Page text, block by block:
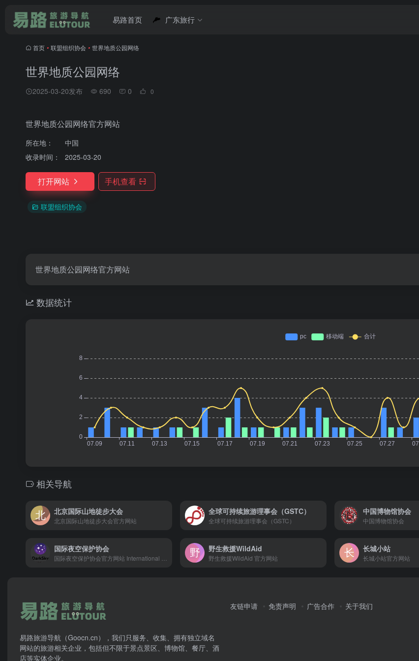
易路首页 广东旅行
首页 • 联盟组织协会 • 世界地质公园网络
世界地质公园网络
2025-03-20发布 690 0 0
世界地质公园网络官方网站
所在地：
中国
收录时间：
2025-03-20
打开网站 手机查看
联盟组织协会
世界地质公园网络官方网站
数据统计
相关导航
北京国际山地徒步大会
北京国际山地徒步大会官方网站
全球可持续旅游理事会（GSTC）
全球可持续旅游理事会（GSTC）
中国博物馆协会
中国博物馆协会
国际夜空保护协会 野生救援WildAid
野生救援WildAid 官方网站
长城小站
长城小站官方网站
易路旅游导航（Goocn.cn），我们只服务、收集、拥有独立域名
网站的旅游相关企业，包括但不限于景点景区、博物馆、餐厅、酒
店等实体企业。
友链申请 免责声明 广告合作 关于我们